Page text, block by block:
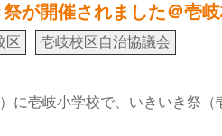
が開催されました＠壱
区 壱岐校区自治協議会
に壱岐小学校で、いきいき祭